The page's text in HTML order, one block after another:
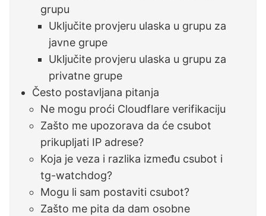
grupu
Uključite provjeru ulaska u grupu za
javne grupe
Uključite provjeru ulaska u grupu za
privatne grupe
Često postavljana pitanja
Ne mogu proći Cloudflare verifikaciju
Zašto me upozorava da će csubot
prikupljati IP adrese?
Koja je veza i razlika između csubot i
tg-watchdog?
Mogu li sam postaviti csubot?
Zašto me pita da dam osobne